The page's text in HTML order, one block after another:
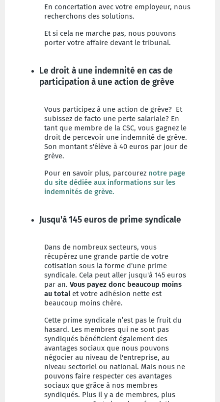
En concertation avec votre employeur, nous
recherchons des solutions.
Et si cela ne marche pas, nous pouvons
porter votre affaire devant le tribunal.
Le droit à une indemnité en cas de
participation à une action de grève
Vous participez à une action de grève? Et
subissez de facto une perte salariale? En
tant que membre de la CSC, vous gagnez le
droit de percevoir une indemnité de grève.
Son montant s'élève à 40 euros par jour de
grève.
Pour en savoir plus, parcourez notre page
du site dédiée aux informations sur les
indemnités de grève.
Jusqu'à 145 euros de prime syndicale
Dans de nombreux secteurs, vous
récupérez une grande partie de votre
cotisation sous la forme d'une prime
syndicale. Cela peut aller jusqu'à 145 euros
par an. Vous payez donc beaucoup moins
au totalet votre adhésion nette est
beaucoup moins chère.
Cette prime syndicale n’est pas le fruit du
hasard. Les membres qui ne sont pas
syndiqués bénéficient également des
avantages sociaux que nous pouvons
négocier au niveau de l'entreprise, au
niveau sectoriel ou national. Mais nous ne
pouvons faire respecter ces avantages
sociaux que grâce à nos membres
syndiqués. Plus il y a de membres, plus